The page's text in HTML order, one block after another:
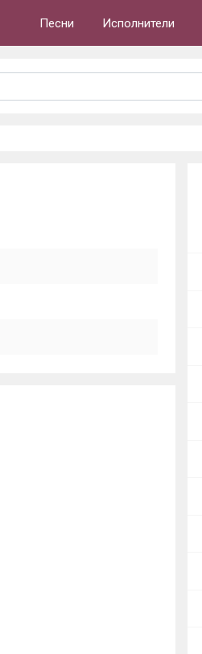
Песни Исполнители